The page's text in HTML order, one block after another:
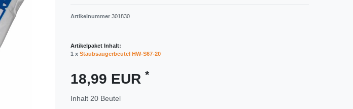
Artikelnummer 301830
Artikelpaket Inhalt:
1 x Staubsaugerbeutel HW-S67-20
18,99 EUR *
Inhalt 20 Beutel